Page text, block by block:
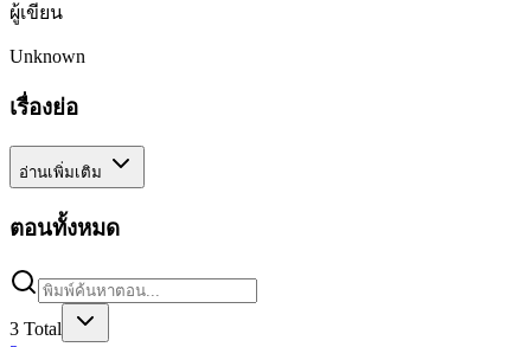
ผู้เขียน
Unknown
เรื่องย่อ
อ่านเพิ่มเติม
ตอนทั้งหมด
3 Total